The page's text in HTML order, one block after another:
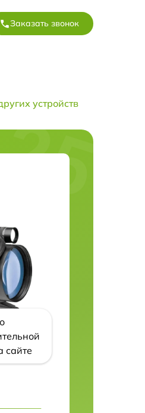
Заказать звонок
устройств
сайте